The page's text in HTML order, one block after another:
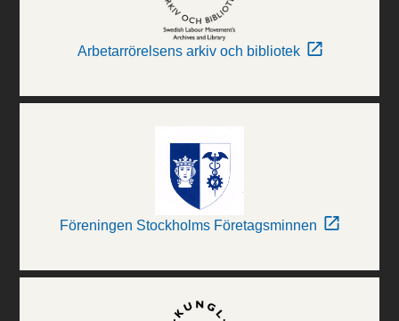
Arbetarrörelsens arkiv och bibliotek
Föreningen Stockholms Företagsminnen